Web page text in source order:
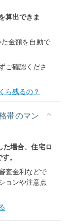
算出できま
金額を自動で
ご確認くださ
ら残るの？
帯のマン
た場合、住宅ロ
。
査金利などで
ョンや注意点